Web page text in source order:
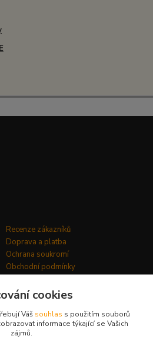
Recenze zákazníků
Doprava a platba
Ochrana soukromí
Obchodní podmínky
cookies
Váš souhlas s použitím souborů
informace týkající se Vašich
zájmů.